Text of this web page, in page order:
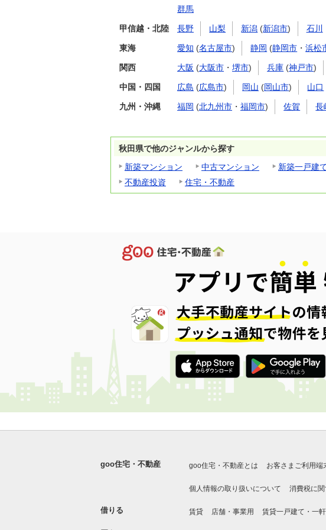
群馬
甲信越・北陸 長野 山梨 新潟 (新潟市) 石川
東海 愛知 (名古屋市) 静岡 (静岡市 ・浜松
関西 大阪 (大阪市 ・ 堺市) 兵庫 (神戸市)
中国・四国 広島 (広島市) 岡山 (岡山市) 山口
九州・沖縄 福岡 (北九州市 ・ 福岡市) 佐賀 長
秋田県で他のジャンルから探す
新築マンション
中古マンション 新築一戸建
不動産投資
住宅・不動産
goo住宅・不動産 goo住宅・不動産とは お客さまご利用端
個人情報の取り扱いについて 消費税に
借りる 賃貸 店舗・事業用 賃貸一戸建て・一